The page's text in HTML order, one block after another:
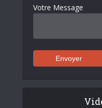
Votre Message